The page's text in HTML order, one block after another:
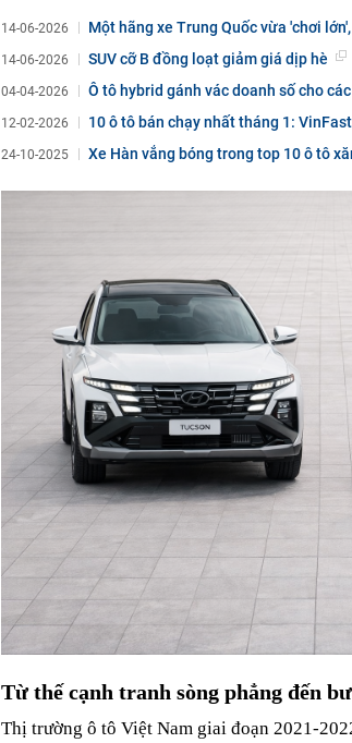
APEC
13:36
Grab bị phạt hơn 1,3 tỷ đồng
Tình hình hiện tại của Việt Anh
sinh?
13:17
Chiến lược bóp nghẹt lực
14-06-2026 Một hãng xe Trung Quốc vừa 'chơi
14-06-2026 SUV cỡ B đồng loạt giảm giá dịp hè
04-04-2026 Ô tô hybrid gánh vác doanh số cho
12-02-2026
10 ô tô bán chạy nhất tháng 1:
24-10-2025 Xe Hàn vắng bóng trong top 10 ô tô
Từ thế cạnh tranh sòng phẳng đến
Thị trường ô tô Việt Nam giai đoạn 2021-